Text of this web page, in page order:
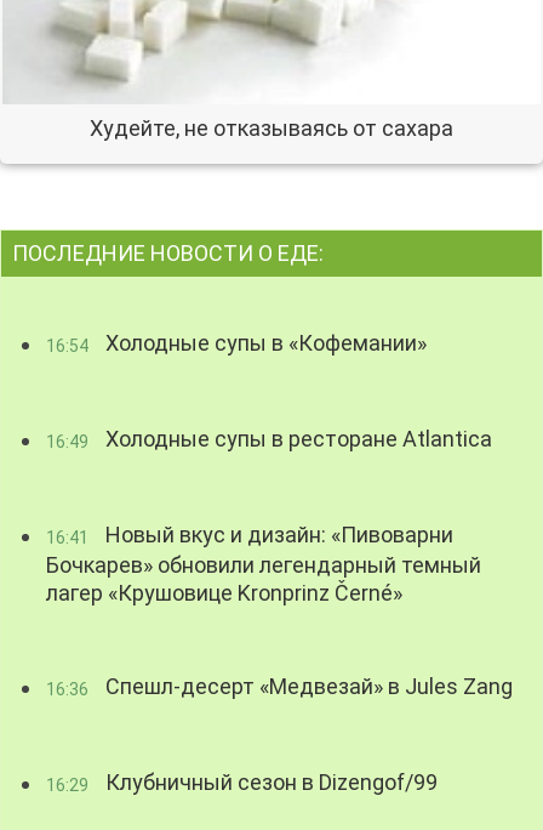
Худейте, не отказываясь от сахара
ПОСЛЕДНИЕ НОВОСТИ О ЕДЕ:
16:54 Холодные супы в «Кофемании»
16:49 Холодные супы в ресторане Atlantica
16:41
Новый вкус и дизайн: «Пивоварни
Бочкарев» обновили легендарный темный
лагер «Крушовице Kronprinz Černé»
16:36 Спешл-десерт «Медвезай» в Jules Zang
16:29 Клубничный сезон в Dizengof/99